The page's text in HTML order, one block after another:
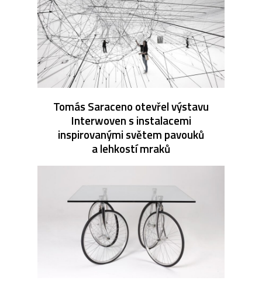
Tomás Saraceno otevřel výstavu
Interwoven s instalacemi
inspirovanými světem pavouků
a lehkostí mraků